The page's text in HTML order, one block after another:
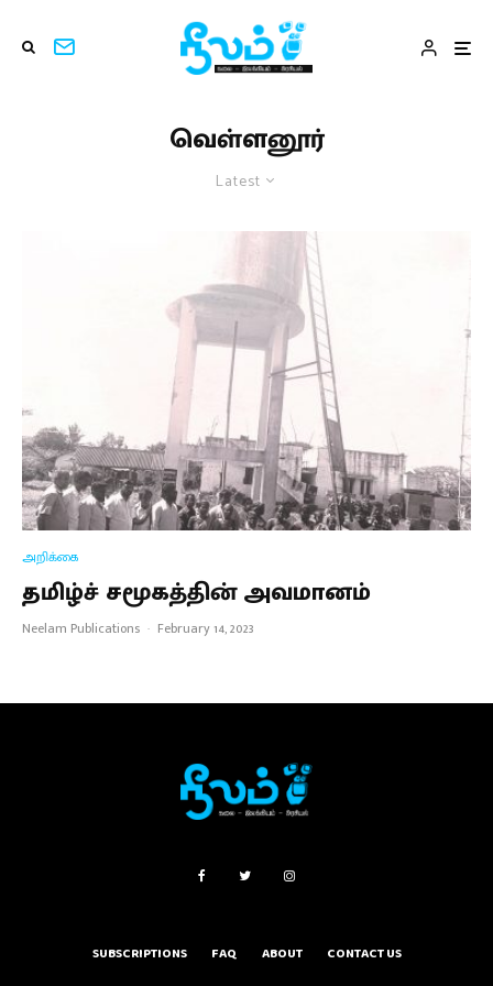
வெள்ளனூர்
Latest
அறிக்கை
தமிழ்ச் சமூகத்தின் அவமானம்
Neelam Publications · February 14, 2023
SUBSCRIPTIONS FAQ ABOUT CONTACT US